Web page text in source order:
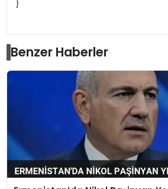
}
Benzer Haberler